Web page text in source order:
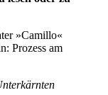
»Camillo«
Prozess am